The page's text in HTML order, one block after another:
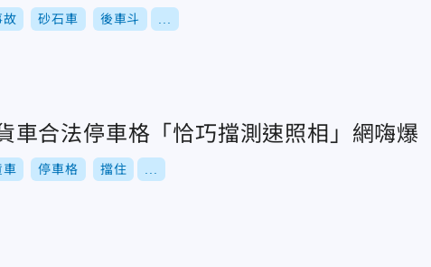
故 砂石車 後車斗
車合法停車格「恰巧擋測速照相」網嗨爆
車 停車格 擋住